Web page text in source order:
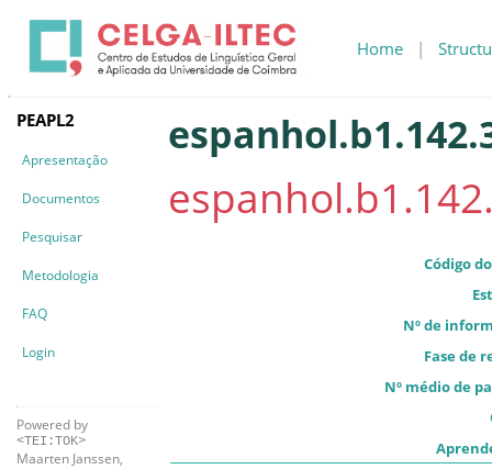
Home |
PEAPL2
Apresentação
Documentos
Pesquisar
Metodologia
FAQ
Login
Powered by
<TEI:TOK>
Maarten Janssen,
Código
Nº de
Fase de
Nº médio de